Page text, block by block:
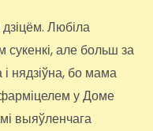
Любіла
але больш за
нядзіўна, бо мама
у Доме
выяўленчага